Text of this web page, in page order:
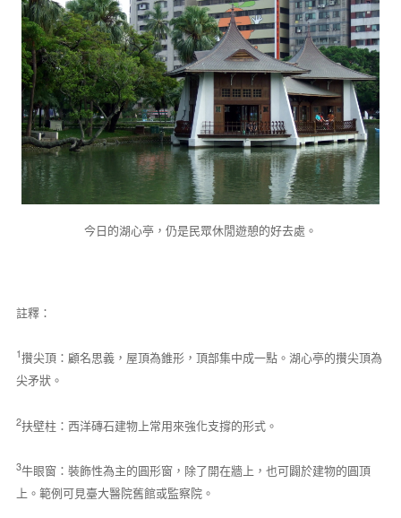
今日的湖心亭，仍是民眾休閒遊憩的好去處。
註釋：
1攢尖頂：顧名思義，屋頂為錐形，頂部集中成一點。湖心亭的攢尖頂為
尖矛狀。
2扶壁柱：西洋磚石建物上常用來強化支撐的形式。
3牛眼窗：裝飾性為主的圓形窗，除了開在牆上，也可闢於建物的圓頂
上。範例可見臺大醫院舊館或監察院。